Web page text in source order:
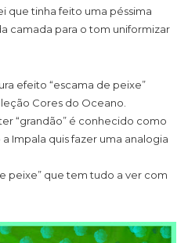
que tinha feito uma péssima
camada para o tom uniformizar
efeito “escama de peixe”
Cores do Oceano.
“grandão” é conhecido como
Impala quis fazer uma analogia
peixe” que tem tudo a ver com